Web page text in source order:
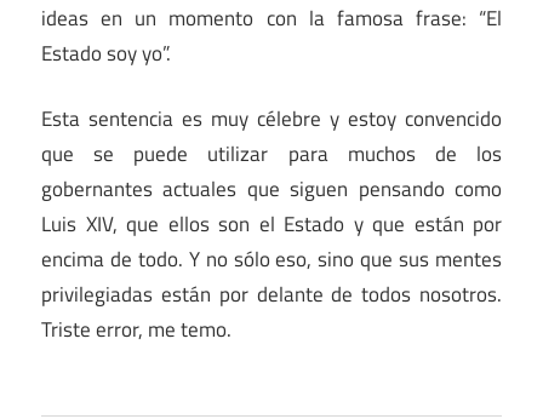
ideas en un momento con la famosa frase: “El
Estado soy yo”.
Esta sentencia es muy célebre y estoy convencido
que se puede utilizar para muchos de los
gobernantes actuales que siguen pensando como
Luis XIV, que ellos son el Estado y que están por
encima de todo. Y no sólo eso, sino que sus mentes
privilegiadas están por delante de todos nosotros.
Triste error, me temo.